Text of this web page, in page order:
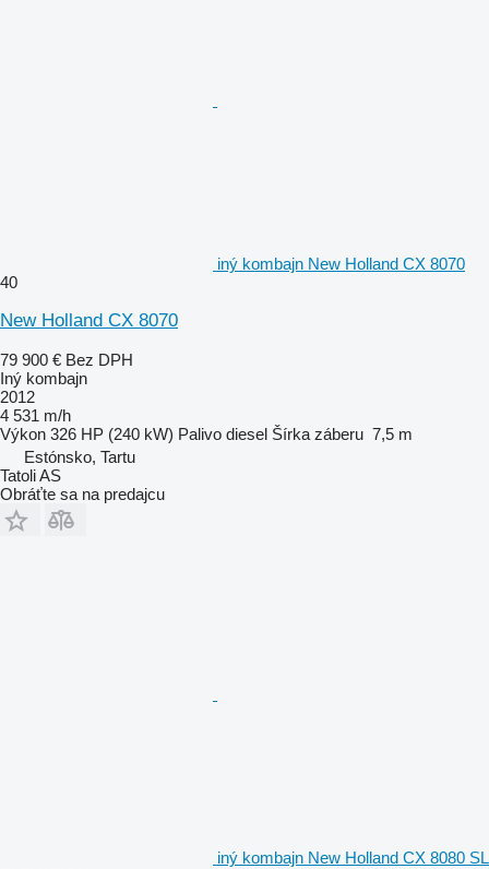
iný kombajn New Holland CX 8070
40
New Holland CX 8070
79 900 € Bez DPH
Iný kombajn
2012
4 531 m/h
Výkon 326 HP (240 kW) Palivo diesel Šírka záberu 7,5 m
Estónsko, Tartu
Tatoli AS
Obráťte sa na predajcu
iný kombajn New Holland CX 8080 SL